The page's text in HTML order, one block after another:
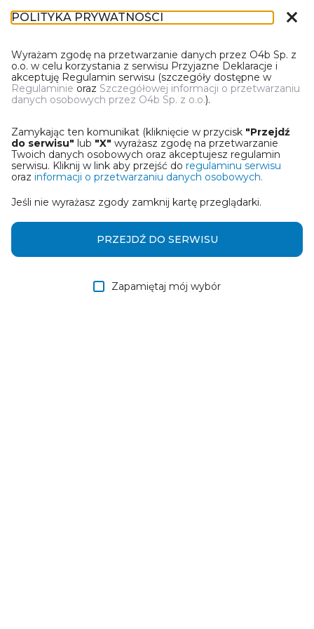
WYBIERZ JEDNĄ Z OPCJI
Utwórz informację z wykorzystaniem kreatora online
Przywróć ostatnią informację
Wczytaj informację z pliku roboczego DEK
w formie pliku roboczego DEK
POLITYKA PRYWATNOŚCI close
Wyrażam zgodę na przetwarzanie danych przez O4b Sp. z
o.o. w celu korzystania z serwisu Przyjazne Deklaracje i
akceptuję Regulamin serwisu (szczegóły dostępne w
Regulaminie oraz Szczegółowej informacji o przetwarzaniu
danych osobowych przez O4b Sp. z o.o.).
Zamykając ten komunikat (kliknięcie w przycisk "Przejdź
do serwisu" lub "X" wyrażasz zgodę na przetwarzanie
Twoich danych osobowych oraz akceptujesz regulamin
serwisu. Kliknij w link aby przejść do regulaminu serwisu
oraz informacji o przetwarzaniu danych osobowych.
Jeśli nie wyrażasz zgody zamknij kartę przeglądarki.
Zapamiętaj mój wybór
PRZEJDŹ DO SERWISU